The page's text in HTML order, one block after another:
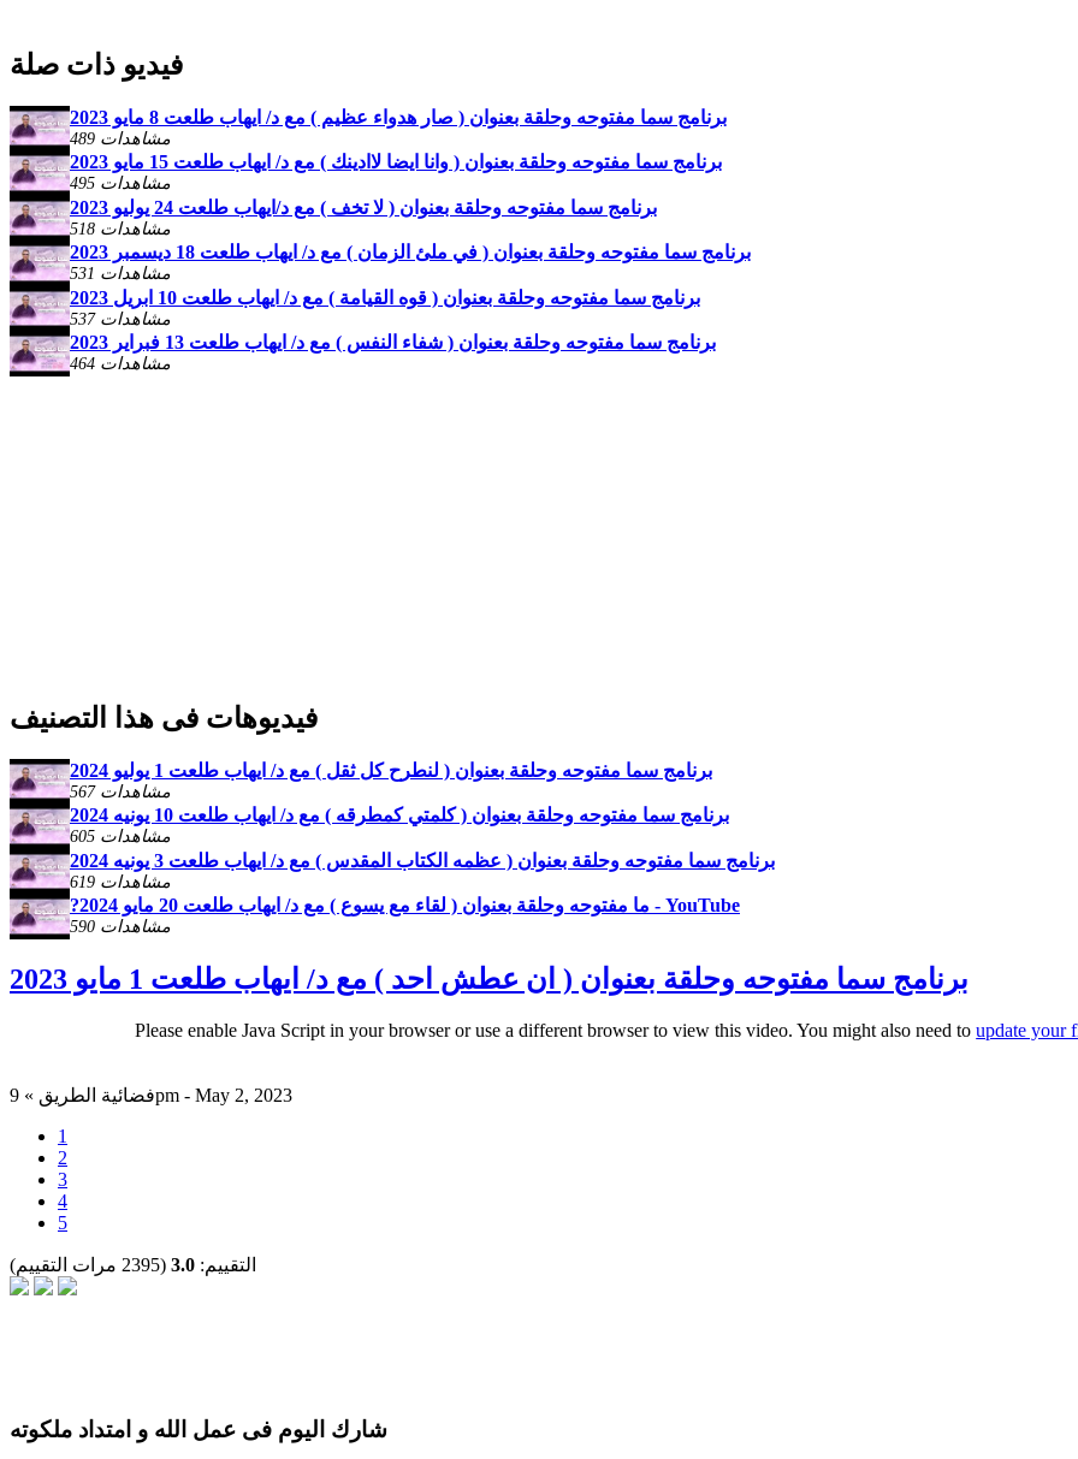
فيديو ذات صلة
برنامج سما مفتوحه وحلقة بعنوان ( صار هدواء عظيم ) مع د/ ايهاب طلعت 8 مايو 2023
489 مشاهدات
برنامج سما مفتوحه وحلقة بعنوان ( وانا ايضا لاادينك ) مع د/ ايهاب طلعت 15 مايو 2023
495 مشاهدات
برنامج سما مفتوحه وحلقة بعنوان ( لا تخف ) مع د/ايهاب طلعت 24 يوليو 2023
518 مشاهدات
برنامج سما مفتوحه وحلقة بعنوان ( في ملئ الزمان ) مع د/ ايهاب طلعت 18 ديسمبر 2023
531 مشاهدات
برنامج سما مفتوحه وحلقة بعنوان ( قوه القيامة ) مع د/ ايهاب طلعت 10 ابريل 2023
537 مشاهدات
برنامج سما مفتوحه وحلقة بعنوان ( شفاء النفس ) مع د/ ايهاب طلعت 13 فبراير 2023
464 مشاهدات
فيديوهات فى هذا التصنيف
برنامج سما مفتوحه وحلقة بعنوان ( لنطرح كل ثقل ) مع د/ ايهاب طلعت 1 يوليو 2024
567 مشاهدات
برنامج سما مفتوحه وحلقة بعنوان ( كلمتي كمطرقه ) مع د/ ايهاب طلعت 10 يونيه 2024
605 مشاهدات
برنامج سما مفتوحه وحلقة بعنوان ( عظمه الكتاب المقدس ) مع د/ ايهاب طلعت 3 يونيه 2024
619 مشاهدات
?ما مفتوحه وحلقة بعنوان ( لقاء مع يسوع ) مع د/ ايهاب طلعت 20 مايو 2024 - YouTube
590 مشاهدات
برنامج سما مفتوحه وحلقة بعنوان ( ان عطش احد ) مع د/ ايهاب طلعت 1 مايو 2023
Please enable Java Script in your browser or use a different browser to view this video. You might also need toupdate your
فضائية الطريق » 9pm - May 2, 2023
1
2
3
4
5
التقييم: 3.0 (2395 مرات التقييم)
شارك اليوم فى عمل الله و امتداد ملكوته